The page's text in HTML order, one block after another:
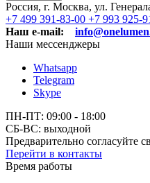
Россия, г. Москва, ул.
+7 499 391-83-00 +7 993 925-
Наш e-mail:
Наши мессенджеры
Whatsapp
Telegram
Skype
ПН-ПТ: 09:00 - 18:00
СБ-ВС: выходной
Предварительно согласуйте
Перейти в контакты
Время работы